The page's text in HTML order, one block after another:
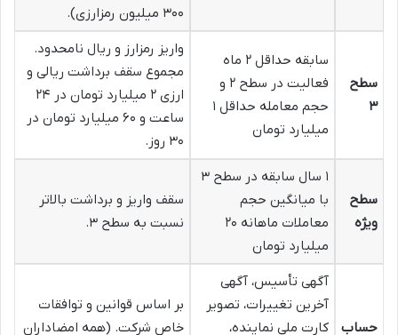
۳۰۰ میلیون رمزارزی).
سطح
۳
سابقه حداقل ۲ ماه
فعالیت در سطح ۲ و
حجم معامله حداقل ۱
میلیارد تومان
واریز رمزارز و ریال نامحدود.
مجموع سقف برداشت ریالی و
ارزی ۲ میلیارد تومان در ۲۴
ساعت و ۶۰ میلیارد تومان در
۳۰ روز.
سطح
ویژه
۱ سال سابقه در سطح ۳
با میانگین حجم
معاملات ماهانه ۲۰
میلیارد تومان
سقف واریز و برداشت بالاتر
نسبت به سطح ۳.
حساب
آگهی تأسیس، آگهی
آخرین تغییرات، تصویر
کارت ملی نماینده،
بر اساس قوانین و توافقات
خاص شرکت. (همه امضاداران